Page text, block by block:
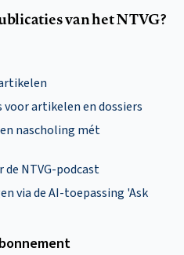
van het NTVG?
artikelen en dossiers
nascholing mét
NTVG-podcast
via de AI-toepassing 'Ask